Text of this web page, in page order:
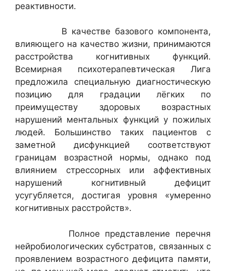
реактивности.
В качестве базового компонента,
влияющего на качество жизни, принимаются
расстройства когнитивных функций.
Всемирная психотерапевтическая Лига
предложила специальную диагностическую
позицию для градации лёгких по
преимуществу здоровых возрастных
нарушений ментальных функций у пожилых
людей. Большинство таких пациентов с
заметной дисфункцией соответствуют
границам возрастной нормы, однако под
влиянием стрессорных или аффективных
нарушений когнитивный дефицит
усугубляется, достигая уровня «умеренно
когнитивных расстройств».
Полное представление перечня
нейробиологических субстратов, связанных с
проявлением возрастного дефицита памяти,